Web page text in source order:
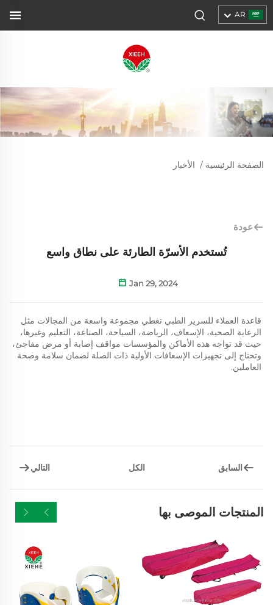
AR
الصفحة الرئيسية / الأخبار
عودة
تُستخدم الأسرّة الطارئة على نطاق واسع
Jan 29, 2024
قاعدة العملاء للسرير الطبي تغطي مجموعة واسعة من المجالات مثل
الرعاية الصحية، الإسعاف، الرياضة، السياحة، الصناعة، التعليم وغيرها،
حيث قد تواجه هذه الأماكن والمؤسسات مواقف إصابة أو مرض مفاجئ،
وتحتاج إلى تجهيزات الإسعافات الأولية ذات الصلة لضمان سلامة وصحة
العاملين.
السابق الكل التالي
المنتجات الموصى بها